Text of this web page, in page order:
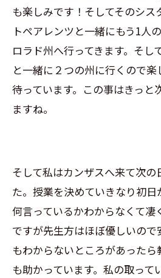
も楽しみです！そしてそのシス
トペアレンツと一緒にもう1人
ロラド州へ行ってきます。そし
と一緒に２つの州に行くので
待っています。この事はきっと
ますね。
そして私はカンザスへ来て次の
た。授業を決めていきなり初日
何言っているかわからなくて凄
ですが先生方はほぼ優しいので
もわからないところがあったら
も助かっています。私の取っ